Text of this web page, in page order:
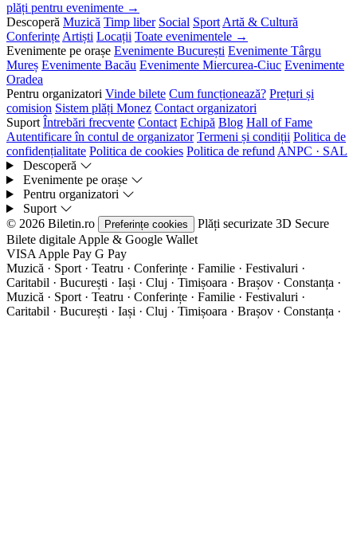
plăți pentru evenimente →
Descoperă Muzică Timp liber Social Sport Artă & Cultură
Conferințe Artiști Locații Toate evenimentele →
Evenimente pe orașe Evenimente București Evenimente Târgu
Mureș Evenimente Bacău Evenimente Miercurea-Ciuc Evenimente
Oradea
Pentru organizatori Vinde bilete Cum funcționează? Prețuri și
comision Sistem plăți Monez Contact organizatori
Suport Întrebări frecvente Contact Echipă Blog Hall of Fame
Autentificare în contul de organizator Termeni și condiții Politica de
confidențialitate Politica de cookies Politica de refund ANPC · SAL
Descoperă
Evenimente pe orașe
Pentru organizatori
Suport
© 2026 Biletin.ro
Preferințe cookies Plăți securizate 3D Secure
Bilete digitale Apple & Google Wallet
VISA Apple Pay G Pay
Muzică · Sport · Teatru · Conferințe · Familie · Festivaluri ·
Caritabil · București · Iași · Cluj · Timișoara · Brașov · Constanța ·
Muzică · Sport · Teatru · Conferințe · Familie · Festivaluri ·
Caritabil · București · Iași · Cluj · Timișoara · Brașov · Constanța ·